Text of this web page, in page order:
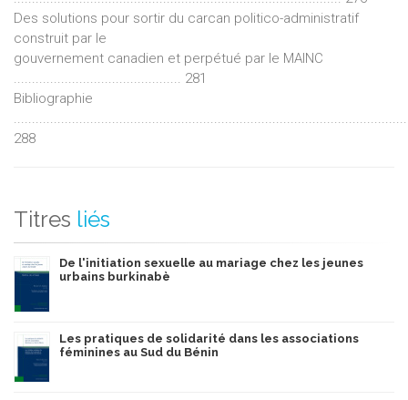
Des solutions pour sortir du carcan politico-administratif
construit par le
gouvernement canadien et perpétué par le MAINC
.............................................. 281
Bibliographie
288
Titres liés
De l'initiation sexuelle au mariage chez les jeunes
urbains burkinabè
Les pratiques de solidarité dans les associations
féminines au Sud du Bénin